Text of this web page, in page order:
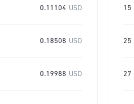
0.11104 USD
0.18508 USD
0.19988 USD
15
25
27